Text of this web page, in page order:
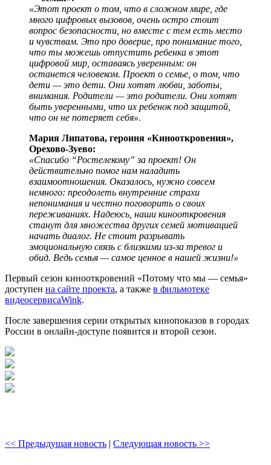
«Этот проект о том, что в сложном мире, где
много цифровых вызовов, очень остро стоит
вопрос безопасности, но вместе с тем есть место
и чувствам. Это про доверие, про понимание того,
что ты можешь отпустить ребенка в этот
цифровой мир, оставаясь уверенным: он
останется человеком. Проект о семье, о том, что
дети — это дети. Они хотят любви, заботы,
внимания. Родители — это родители. Они хотят
быть уверенными, что их ребенок под защитой,
что он не потеряет себя».
Мария Липатова, героиня «Кинооткровения»,
Орехово-Зуево:
«Спасибо “Ростелекому” за проект! Он
действительно помог нам наладить
взаимоотношения. Оказалось, нужно совсем
немного: преодолеть внутренние страхи
непонимания и честно поговорить о своих
переживаниях. Надеюсь, наши кинооткровения
станут для множества других семей мотивацией
начать диалог. Не стоит разрывать
эмоциональную связь с близкими из-за тревог и
обид. Ведь семья — самое ценное в нашей жизни!»
Первый сезон кинооткровений «Потому что мы — семья»
доступен на сайте проекта, а также в фильмотеке
видеосервисаWink.
После завершения серии открытых кинопоказов в городах
России в онлайн-доступе появится и второй сезон.
<< Предыдущая новость | Следующая новость >>